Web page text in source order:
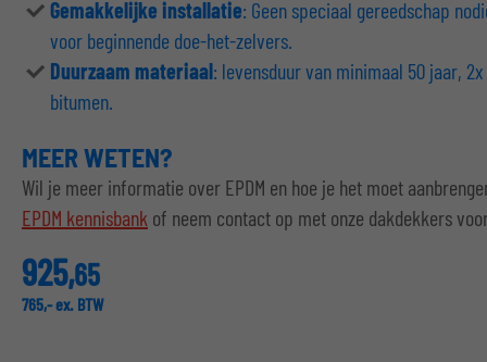
Gemakkelijke installatie: Geen speciaal gereedschap
voor beginnende doe-het-zelvers.
Duurzaam materiaal : levensduur van minimaal 50 jaar,
bitumen.
MEER WETEN?
Wil je meer informatie over EPDM en hoe je het moet
EPDM kennisbank of neem contact op met onze dakdekkers
925,65
765,-ex. BTW